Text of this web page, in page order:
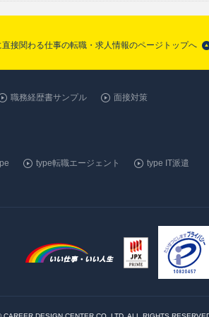
接関わる仕事の転職・求人情報のページトップへ
職務経歴書サンプル
面接対策
type転職エージェント
type IT派遣